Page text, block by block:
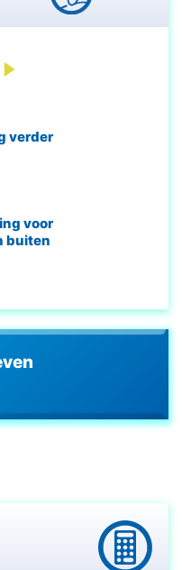
verder
voor
buiten